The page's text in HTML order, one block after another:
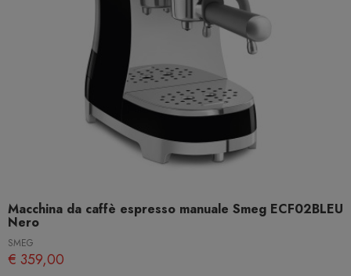
Macchina da caffè espresso manuale Smeg ECF02BLEU
Nero
SMEG
€ 359,00